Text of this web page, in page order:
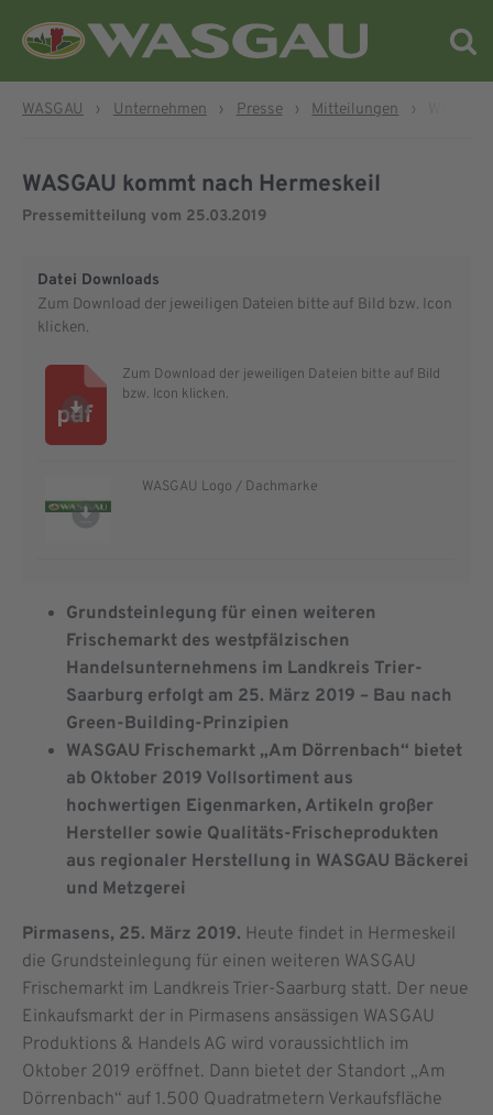
WASGAU › Unternehmen › Presse › Mitteilungen ›
WASGAU kommt nach Hermeskeil
Pressemitteilung vom 25.03.2019
Datei Downloads
Zum Download der jeweiligen Dateien bitte auf Bild bzw. Icon
klicken.
Zum Download der jeweiligen Dateien bitte auf Bild
bzw. Icon klicken.
WASGAU Logo / Dachmarke
Grundsteinlegung für einen weiteren
Frischemarkt des westpfälzischen
Handelsunternehmens im Landkreis Trier-
Saarburg erfolgt am 25. März 2019 – Bau nach
Green-Building-Prinzipien
WASGAU Frischemarkt „Am Dörrenbach“ bietet
ab Oktober 2019 Vollsortiment aus
hochwertigen Eigenmarken, Artikeln großer
Hersteller sowie Qualitäts-Frischeprodukten
aus regionaler Herstellung in WASGAU Bäckerei
und Metzgerei
Pirmasens, 25. März 2019. Heute findet in Hermeskeil
die Grundsteinlegung für einen weiteren WASGAU
Frischemarkt im Landkreis Trier-Saarburg statt. Der neue
Einkaufsmarkt der in Pirmasens ansässigen WASGAU
Produktions & Handels AG wird voraussichtlich im
Oktober 2019 eröffnet. Dann bietet der Standort „Am
Dörrenbach“ auf 1.500 Quadratmetern Verkaufsfläche